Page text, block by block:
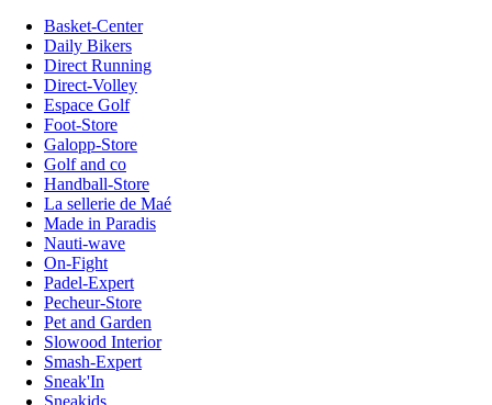
Basket-Center
Daily Bikers
Direct Running
Direct-Volley
Espace Golf
Foot-Store
Galopp-Store
Golf and co
Handball-Store
La sellerie de Maé
Made in Paradis
Nauti-wave
On-Fight
Padel-Expert
Pecheur-Store
Pet and Garden
Slowood Interior
Smash-Expert
Sneak'In
Sneakids